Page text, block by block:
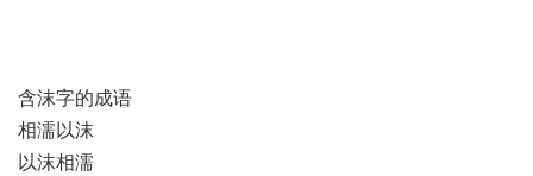
含沫字的成语
相濡以沫
以沫相濡